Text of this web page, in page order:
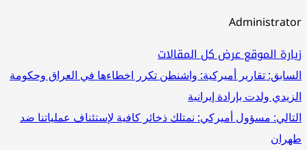
Administrator
زيارة الموقععرض كل المقالات
تصفّح
المقالات
السابق: تقارير أميركية: واشنطن تكرر اخطاءها في العراق وحكومة
الزيدي ولدت بإرادة إيرانية
التالي: مسؤول أميركي: نمتلك ذخائر كافية لإستئناف عملياتنا ضد
طهران